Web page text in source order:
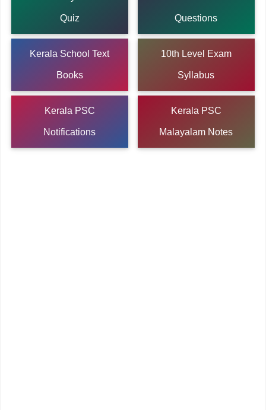
Quiz Questions
Kerala School Text
Books
10th Level Exam
Syllabus
Kerala PSC
Notifications
Kerala PSC
Malayalam Notes